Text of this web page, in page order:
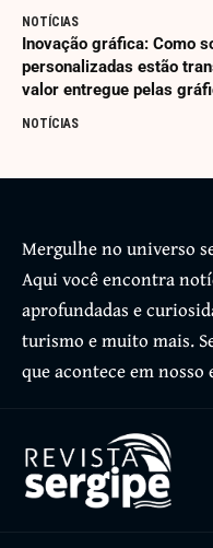
NOTÍCIAS
Inovação gráfica: Como
personalizadas estão
valor entregue pelas
NOTÍCIAS
Mergulhe no universo
Aqui você encontra
aprofundadas e
turismo e muito mais.
que acontece em nosso